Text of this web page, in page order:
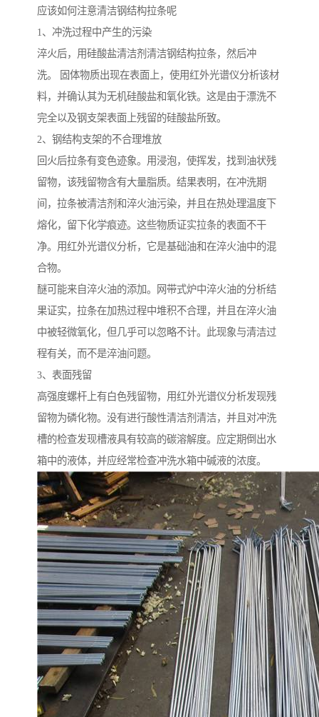
应该如何注意清洁钢结构拉条呢
1、冲洗过程中产生的污染
淬火后，用硅酸盐清洁剂清洁钢结构拉条，然后冲
洗。 固体物质出现在表面上，使用红外光谱仪分析该材
料，并确认其为无机硅酸盐和氧化铁。这是由于漂洗不
完全以及钢支架表面上残留的硅酸盐所致。
2、钢结构支架的不合理堆放
回火后拉条有变色迹象。用浸泡，使挥发，找到油状残
留物，该残留物含有大量脂质。结果表明，在冲洗期
间，拉条被清洁剂和淬火油污染，并且在热处理温度下
熔化，留下化学痕迹。这些物质证实拉条的表面不干
净。用红外光谱仪分析，它是基础油和在淬火油中的混
合物。
醚可能来自淬火油的添加。网带式炉中淬火油的分析结
果证实，拉条在加热过程中堆积不合理，并且在淬火油
中被轻微氧化，但几乎可以忽略不计。此现象与清洁过
程有关，而不是淬油问题。
3、表面残留
高强度螺杆上有白色残留物，用红外光谱仪分析发现残
留物为磷化物。没有进行酸性清洁剂清洁，并且对冲洗
槽的检查发现槽液具有较高的碳溶解度。应定期倒出水
箱中的液体，并应经常检查冲洗水箱中碱液的浓度。